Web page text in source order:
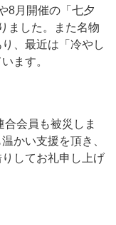
8月開催の「七夕
ました。また名物
、最近は「冷やし
ます。
会員も被災しま
かい支援を頂き、
してお礼申し上げ